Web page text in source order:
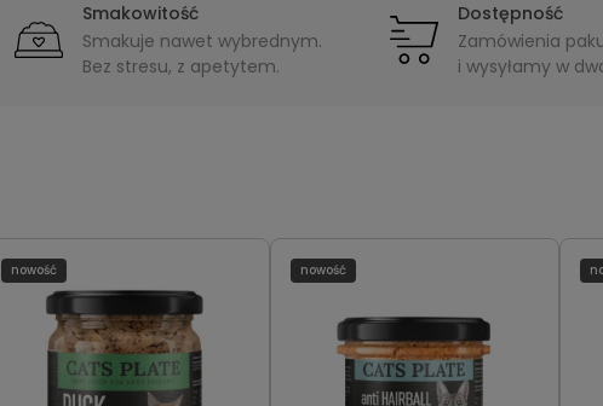
Smakowitość
Smakuje nawet wybrednym.
Bez stresu, z apetytem.
Dostępność
Zamówienia
i wysyłamy w
nowość nowość